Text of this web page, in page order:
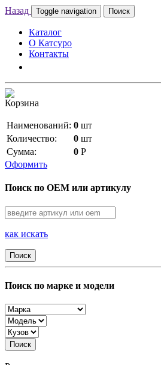
Назад Toggle navigation Поиск
Каталог
О Катсуро
Контакты
Корзина
Наименований: 0 шт
Количество:
0 шт
Сумма:
0 Р
Оформить
Поиск по OEM или артикулу
как искать
Поиск
Поиск по марке и модели
Поиск